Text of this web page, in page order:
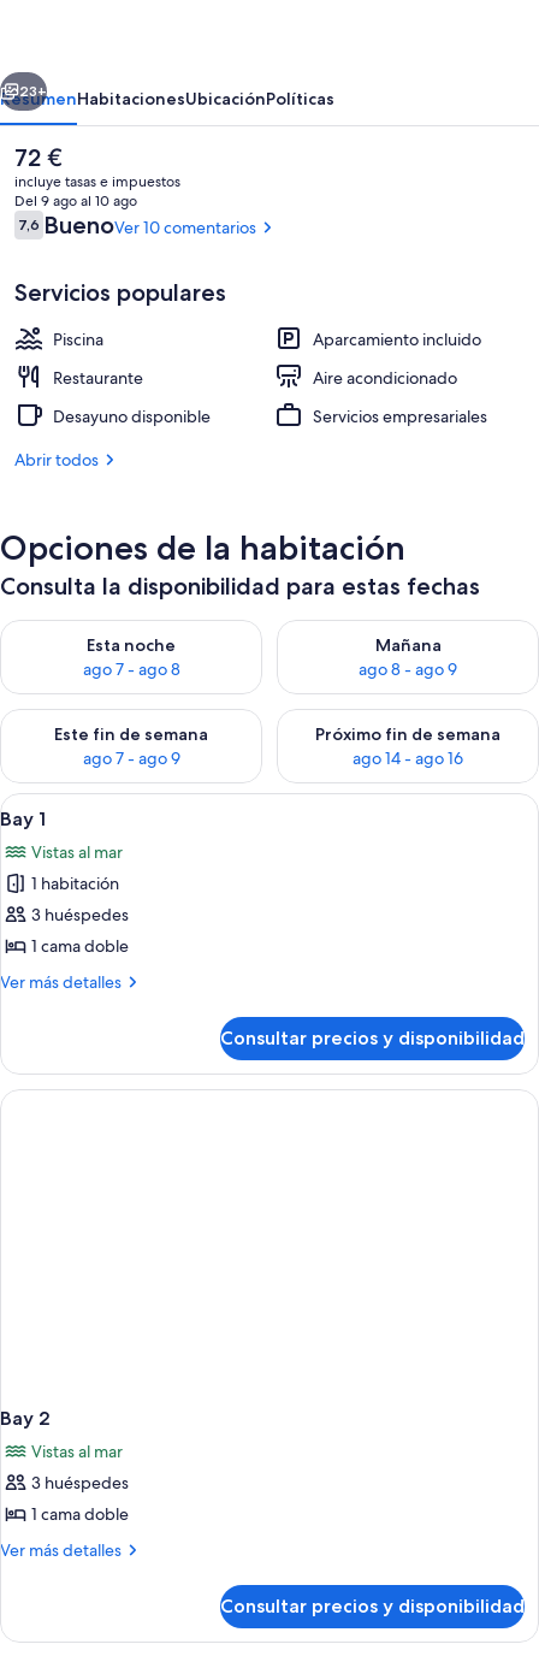
Vistas al jardín
Siguiente
23+
ResumenHabitacionesUbicaciónPolíticas
El
precio
actual
es
de
72 €
incluye tasas e impuestos
Del 9 ago al 10 ago
Comentarios
7,67,6 de 10
BuenoVer 10 comentarios
Servicios populares
Piscina
Aparcamiento incluido
Restaurante
Aire acondicionado
Desayuno disponible
Servicios empresariales
Abrir todos
Opciones de la habitación
Consulta la disponibilidad para estas fechas
Esta noche
ago 7 - ago 8
Consulta la disponibilidad para esta noche, ago 7 - ago 8
Mañana
ago 8 - ago 9
Consulta la disponibilidad
Este fin de semana
ago 7 - ago 9
Consulta la disponibilidad para este fin de semana, ago 7 -
Próximo fin de semana
ago 14 - ago 16
Consulta la disponibilidad
Abrir
todas
las
fotos
de
Bay
1
Una terraza de madera con vista a
1
Bay 1
Vistas al mar
1 habitación
3 huéspedes
1 cama doble
Ver más detalles
Más
1
Consultar precios y disponibilidad
Bay 2
Vistas al mar
3 huéspedes
1 cama doble
Ver más detalles
Más
2
Consultar precios y disponibilidad